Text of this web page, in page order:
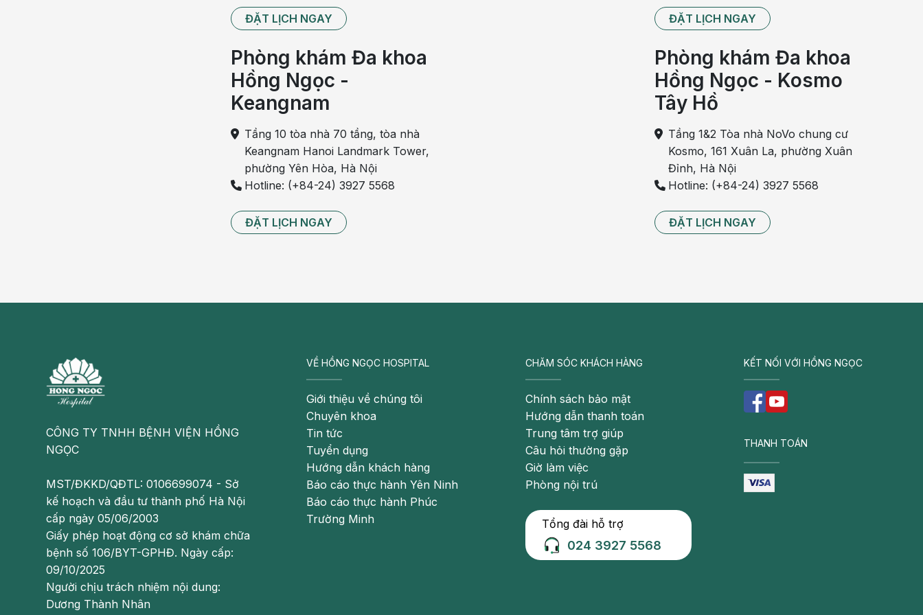
Búi trĩ có kích thước lớn, trở nên sẫm màu, bị sa ra ngoài và không thể tự co lên được
Phần búi trĩ ở bên trong sưng to lên và có thể gây tắc nghẽn. Người bệnh đau đớn khó chịu khi bị búi
Vùng hậu môn bị tiết dịch nhầy, ẩm ướt khó chịu. Có thể xảy ra nhiễm khuẩn khiến người bệnh ngứa
ngáy, khó chịu
Bệnh nhân bị chảy máu do trĩ. Có trường hợp bị mất máu nhiều đến nỗi thiếu máu
ĐẶT LỊCH NGAY ĐẶT LỊCH NGAY
Phòng khám Đa khoa
Hồng Ngọc -
Keangnam
Tầng 10 tòa nhà 70 tầng, tòa nhà
Keangnam Hanoi Landmark Tower,
phường Yên Hòa, Hà Nội
Hotline: (+84-24) 3927 5568
ĐẶT LỊCH NGAY
Phòng khám Đa khoa
Hồng Ngọc - Kosmo
Tây Hồ
Tầng 1&2 Tòa nhà NoVo chung cư
Kosmo, 161 Xuân La, phường Xuân
Đỉnh, Hà Nội
Hotline: (+84-24) 3927 5568
ĐẶT LỊCH NGAY
CÔNG TY TNHH BỆNH VIỆN HỒNG
NGỌC
MST/ĐKKD/QĐTL: 0106699074 - Sở
kế hoạch và đầu tư thành phố Hà Nội
cấp ngày 05/06/2003
Giấy phép hoạt động cơ sở khám chữa
bệnh số 106/BYT-GPHĐ. Ngày cấp:
09/10/2025
Người chịu trách nhiệm nội dung:
Dương Thành Nhân
VỀ HỒNG NGỌC HOSPITAL
Giới thiệu về chúng tôi
Chuyên khoa
Tin tức
Tuyển dụng
Hướng dẫn khách hàng
Báo cáo thực hành Yên Ninh
Báo cáo thực hành Phúc
Trường Minh
CHĂM SÓC KHÁCH HÀNG
Chính sách bảo mật
Hướng dẫn thanh toán
Trung tâm trợ giúp
Câu hỏi thường gặp
Giờ làm việc
Phòng nội trú
Tổng đài hỗ trợ
024 3927 5568
KẾT NỐI VỚI HỒNG NGỌC
THANH TOÁN